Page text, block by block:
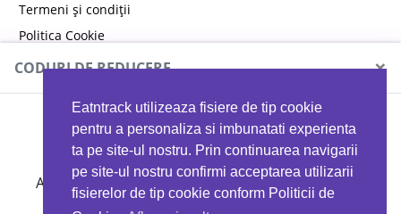
Eatntrack utilizeaza fisiere de tip cookie
pentru a personaliza si imbunatati experienta
ta pe site-ul nostru. Prin continuarea navigarii
pe site-ul nostru confirmi acceptarea utilizarii
fisierelor de tip cookie conform Politicii de
Termeni și condiții
Politica Cookie
Politica de confidențialitate
CODURI DE REDUCERE ×
MYPROTEIN
Ai 40%reducere la orice comandă folosind codul
EATTRACK